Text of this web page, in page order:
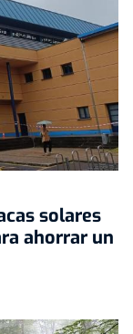
solares
ahorrar un